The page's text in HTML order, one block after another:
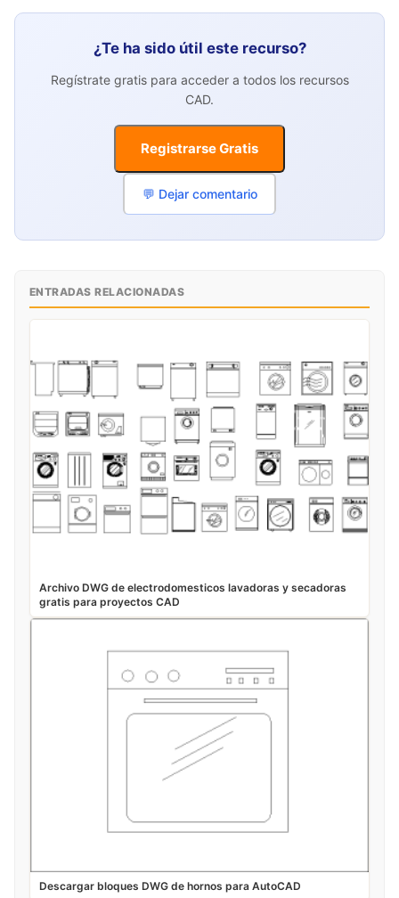
¿Te ha sido útil este recurso?
Regístrate gratis para acceder a todos los recursos
CAD.
Registrarse Gratis
💬 Dejar comentario
ENTRADAS RELACIONADAS
Archivo DWG de electrodomesticos lavadoras y secadoras
gratis para proyectos CAD
Descargar bloques DWG de hornos para AutoCAD